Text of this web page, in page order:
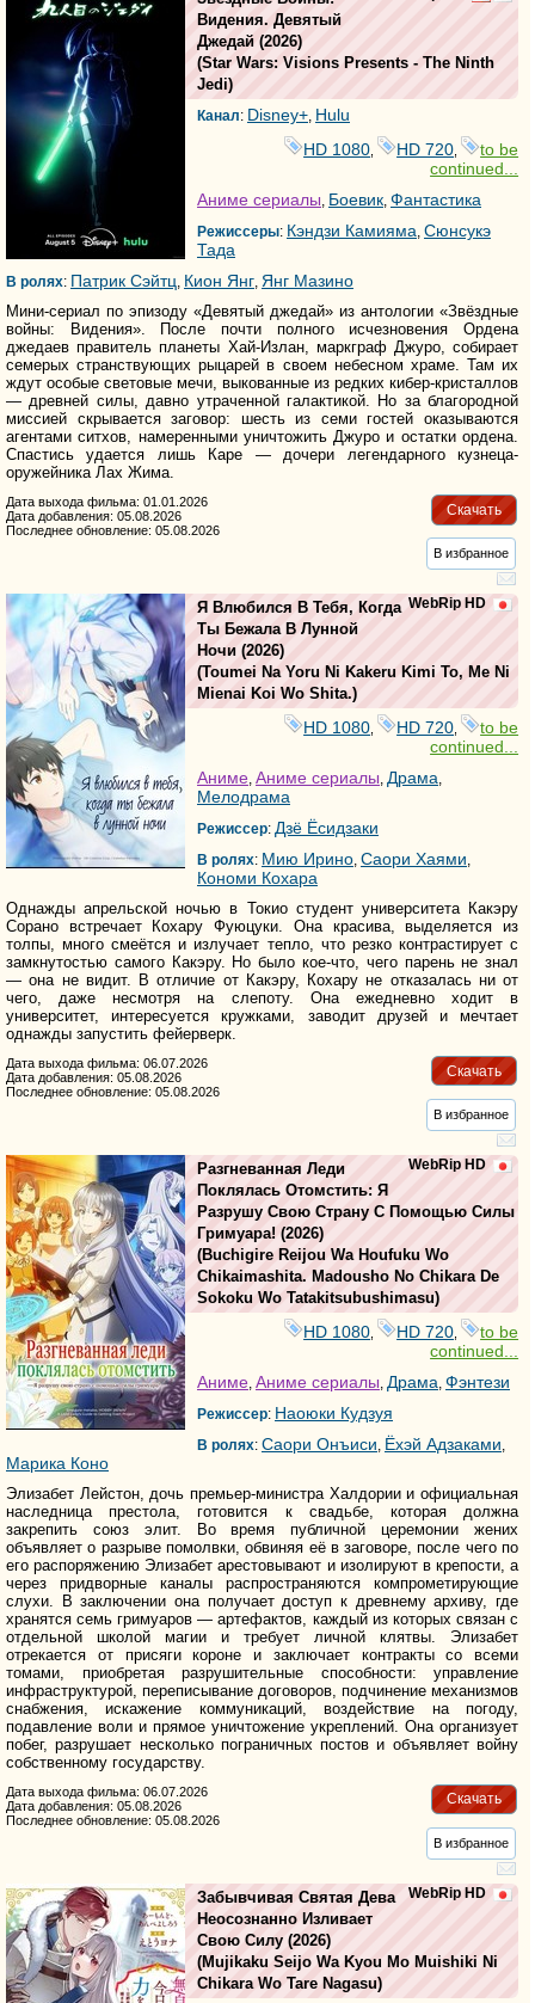
Видения. Девятый
Джедай (2026)
(Star Wars: Visions Presents - The Ninth
Jedi)
Канал: Disney+, Hulu
HD 1080
HD 720
to be
continued...
Аниме сериалы, Боевик, Фантастика
Режиссеры: Кэндзи Камияма, Сюнсукэ
Тада
В ролях: Патрик Сэйтц, Кион Янг, Янг Мазино
Мини-сериал по эпизоду «Девятый джедай» из антологии «Звёздные
войны: Видения». После почти полного исчезновения Ордена
джедаев правитель планеты Хай-Излан, маркграф Джуро, собирает
семерых странствующих рыцарей в своем небесном храме. Там их
ждут особые световые мечи, выкованные из редких кибер-кристаллов
— древней силы, давно утраченной галактикой. Но за благородной
миссией скрывается заговор: шесть из семи гостей оказываются
агентами ситхов, намеренными уничтожить Джуро и остатки ордена.
Спастись удается лишь Каре — дочери легендарного кузнеца-
оружейника Лах Жима.
Скачать
Дата выхода фильма: 01.01.2026
Дата добавления: 05.08.2026
Последнее обновление: 05.08.2026
В избранное
WebRip HD
Я Влюбился В Тебя, Когда
Ты Бежала В Лунной
Ночи (2026)
(Toumei Na Yoru Ni Kakeru Kimi To, Me Ni
Mienai Koi Wo Shita.)
HD 1080 HD 720
to be
continued...
Аниме, Аниме сериалы, Драма,
Мелодрама
Режиссер: Дзё Ёсидзаки
В ролях: Мию Ирино, Саори Хаями,
Кономи Кохара
Однажды апрельской ночью в Токио студент университета Какэру
Сорано встречает Кохару Фуюцуки. Она красива, выделяется из
толпы, много смеётся и излучает тепло, что резко контрастирует с
замкнутостью самого Какэру. Но было кое-что, чего парень не знал
— она не видит. В отличие от Какэру, Кохару не отказалась ни от
чего, даже несмотря на слепоту. Она ежедневно ходит в
университет, интересуется кружками, заводит друзей и мечтает
однажды запустить фейерверк.
Скачать
Дата выхода фильма: 06.07.2026
Дата добавления: 05.08.2026
Последнее обновление: 05.08.2026
В избранное
WebRip HD
Разгневанная Леди
Поклялась Отомстить: Я
Разрушу Свою Страну С Помощью Силы
Гримуара! (2026)
(Buchigire Reijou Wa Houfuku Wo
Chikaimashita. Madousho No Chikara De
Sokoku Wo Tatakitsubushimasu)
HD 1080 HD 720
to be
continued...
Аниме, Аниме сериалы, Драма, Фэнтези
Режиссер: Наоюки Кудзуя
В ролях: Саори Онъиси, Ёхэй Адзаками,
Марика Коно
Элизабет Лейстон, дочь премьер-министра Халдории и официальная
наследница престола, готовится к свадьбе, которая должна
закрепить союз элит. Во время публичной церемонии жених
объявляет о разрыве помолвки, обвиняя её в заговоре, после чего по
его распоряжению Элизабет арестовывают и изолируют в крепости, а
через придворные каналы распространяются компрометирующие
слухи. В заключении она получает доступ к древнему архиву, где
хранятся семь гримуаров — артефактов, каждый из которых связан с
отдельной школой магии и требует личной клятвы. Элизабет
отрекается от присяги короне и заключает контракты со всеми
томами, приобретая разрушительные способности: управление
инфраструктурой, переписывание договоров, подчинение механизмов
снабжения, искажение коммуникаций, воздействие на погоду,
подавление воли и прямое уничтожение укреплений. Она организует
побег, разрушает несколько пограничных постов и объявляет войну
собственному государству.
Скачать
Дата выхода фильма: 06.07.2026
Дата добавления: 05.08.2026
Последнее обновление: 05.08.2026
В избранное
WebRip HD
Забывчивая Святая Дева
Неосознанно Изливает
Свою Силу (2026)
(Mujikaku Seijo Wa Kyou Mo Muishiki Ni
Chikara Wo Tare Nagasu)